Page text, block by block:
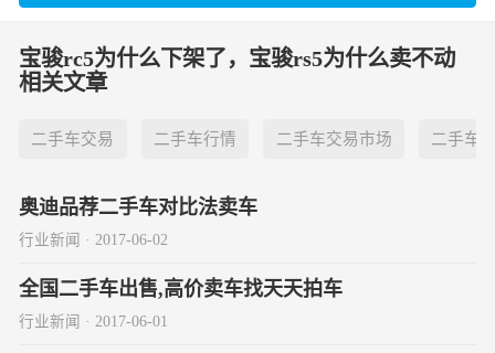
宝骏rc5为什么下架了，宝骏rs5为什么卖不动
相关文章
二手车交易 二手车行情 二手车交易市场 二手车
奥迪品荐二手车对比法卖车
行业新闻 · 2017-06-02
全国二手车出售,高价卖车找天天拍车
行业新闻 · 2017-06-01